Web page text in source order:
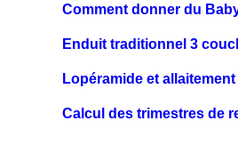
Comment donner du
Enduit traditionnel 3
Lopéramide et
Calcul des trimestres de